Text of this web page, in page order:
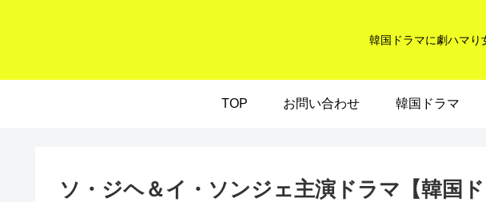
韓国ドラマに劇ハマり
TOP お問い合わせ 韓国ドラマ
ソ・ジヘ＆イ・ソンジェ主演ドラマ【韓国